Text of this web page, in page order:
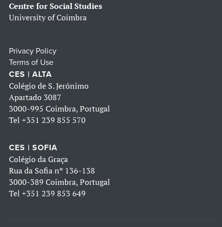
Centre for Social Studies
University of Coimbra
Privacy Policy
Terms of Use
CES | ALTA
Colégio de S. Jerónimo
Apartado 3087
3000-995 Coimbra, Portugal
Tel +351 239 855 570
CES | SOFIA
Colégio da Graça
Rua da Sofia nº 136-138
3000-389 Coimbra, Portugal
Tel +351 239 853 649